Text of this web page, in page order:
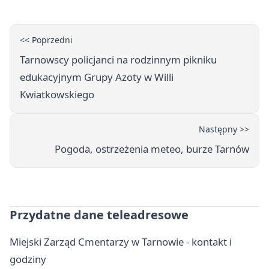
<< Poprzedni
Tarnowscy policjanci na rodzinnym pikniku
edukacyjnym Grupy Azoty w Willi
Kwiatkowskiego
Następny >>
Pogoda, ostrzeżenia meteo, burze Tarnów
Przydatne dane teleadresowe
Miejski Zarząd Cmentarzy w Tarnowie - kontakt i
godziny